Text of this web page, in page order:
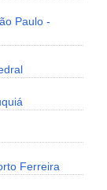
Paulo -
Ferreira